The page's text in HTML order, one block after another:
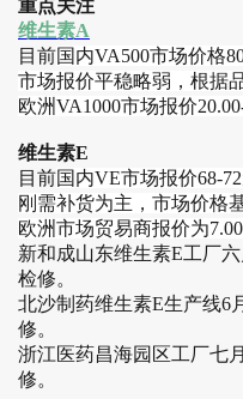
重点关注
维生素A
目前国内VA500市场价格
市场报价平稳略弱，根据
欧洲VA1000市场报价
维生素E
目前国内VE市场报价68-
刚需补货为主，市场价格
欧洲市场贸易商报价为
新和成山东维生素E工厂
检修。
北沙制药维生素E生产线6
修。
浙江医药昌海园区工厂七
修。